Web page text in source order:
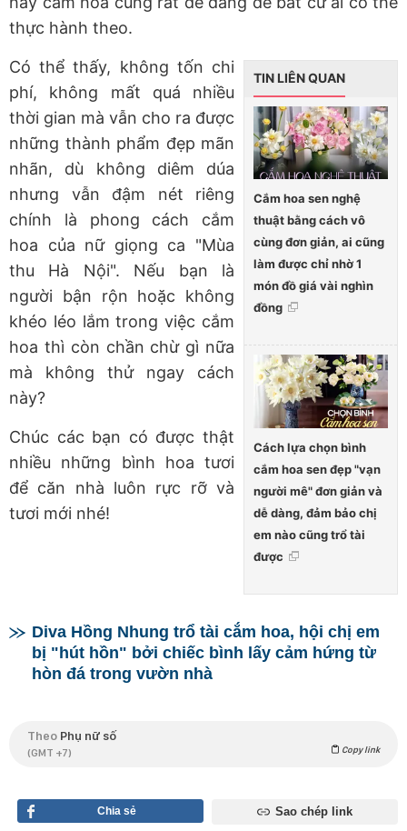
thực hành theo.
TIN LIÊN QUAN
Cắm hoa sen nghệ
thuật bằng cách vô
cùng đơn giản, ai cũng
làm được chỉ nhờ 1
món đồ giá vài nghìn
đồng
Cách lựa chọn bình
cắm hoa sen đẹp "vạn
người mê" đơn giản và
dễ dàng, đảm bảo chị
em nào cũng trổ tài
được
Có thể thấy, không tốn chi
phí, không mất quá nhiều
thời gian mà vẫn cho ra được
những thành phẩm đẹp mãn
nhãn, dù không diêm dúa
nhưng vẫn đậm nét riêng
chính là phong cách cắm
hoa của nữ giọng ca "Mùa
thu Hà Nội". Nếu bạn là
người bận rộn hoặc không
khéo léo lắm trong việc cắm
hoa thì còn chần chừ gì nữa
mà không thử ngay cách
này?
Chúc các bạn có được thật
nhiều những bình hoa tươi
để căn nhà luôn rực rỡ và
tươi mới nhé!
Diva Hồng Nhung trổ tài cắm hoa, hội chị em
bị "hút hồn" bởi chiếc bình lấy cảm hứng từ
hòn đá trong vườn nhà
Theo Phụ nữ số
(GMT +7) Copy link
Chia sẻ Sao chép link